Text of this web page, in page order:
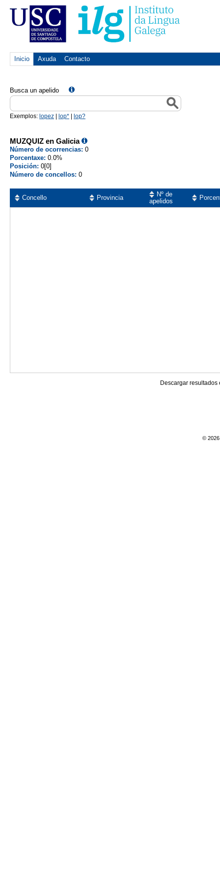
Inicio Axuda Contacto
Busca un apelido
Exemplos: lopez lop* lop?
MUZQUIZ en Galicia
Número de ocorrencias: 0
Porcentaxe: 0.0%
Posición: 0[0]
Número de concellos: 0
Concello Provincia
Nº de
apelidos
Descargar resultados
© 2026